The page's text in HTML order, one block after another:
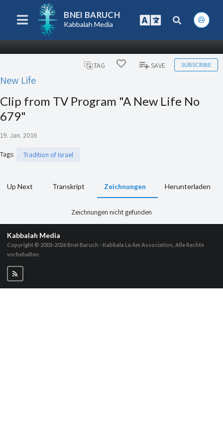
BNEI BARUCH
Kabbalah Media
TAG SAVE SUBSCRIBE
New Life
Clip from TV Program "A New Life No
679"
19. Jan. 2016
Tags: Tradition of Israel
Up Next Transkript Zeichnungen Herunterladen
Zeichnungen nicht gefunden
Kabbalah Media
Copyright © 2003-2026Bnei Baruch - Kabbala La Am Association, Alle Rechte
vorbehalten